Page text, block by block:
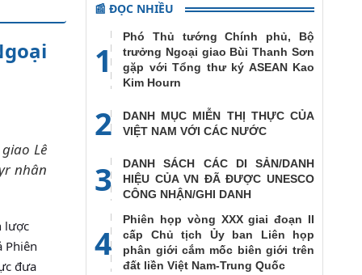
Lê
nhân
lược
Phiên
đưa
📰 ĐỌC NHIỀU
1
Phó Thủ tướng Chính phủ, Bộ
trưởng Ngoại giao Bùi Thanh Sơn
gặp với Tổng thư ký ASEAN Kao
Kim Hourn
2
DANH MỤC MIỄN THỊ THỰC CỦA
VIỆT NAM VỚI CÁC NƯỚC
3
DANH SÁCH CÁC DI SẢN/DANH
HIỆU CỦA VN ĐÃ ĐƯỢC UNESCO
CÔNG NHẬN/GHI DANH
4
Phiên họp vòng XXX giai đoạn II
cấp Chủ tịch Ủy ban Liên họp
phân giới cắm mốc biên giới trên
đất liền Việt Nam-Trung Quốc